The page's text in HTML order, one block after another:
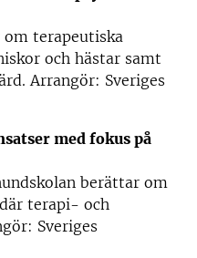
terapeutiska
och hästar samt
Arrangör: Sveriges
med fokus på
berättar om
terapi- och
Sveriges